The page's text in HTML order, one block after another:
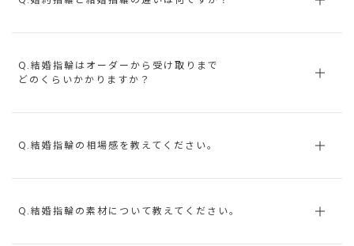
Q.結婚指輪はオーダーから受け取りまで
どのくらいかかりますか？
Q.結婚指輪の相場感を教えてください。
Q.結婚指輪の素材について教えてください。